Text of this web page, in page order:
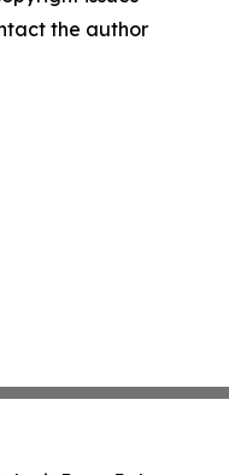
the author